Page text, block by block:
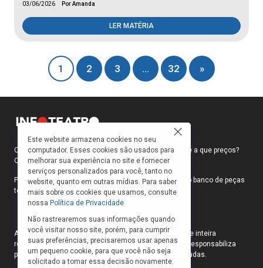
03/06/2026 Por Amanda
LER MATÉRIA
1 2 3 … 32 »
Como faço para ir ao teatro? Onde compro ingressos e a que preços?
Quais peças estão em cartaz?
Para responder a essas e outras perguntas, criamos o banco de peças
teatrais do INFOTEATRO.
As informações das peças cadastradas no site são de inteira
responsabilidade das produções. O Infoteatro não se responsabiliza
pela atualização das informações das peças cadastradas.
Este website armazena cookies no seu
computador. Esses cookies são usados para
melhorar sua experiência no site e fornecer
serviços personalizados para você, tanto no
website, quanto em outras mídias. Para saber
mais sobre os cookies que usamos, consulte
nossa Política de Privacidade
Não rastrearemos suas informações quando
você visitar nosso site, porém, para cumprir
suas preferências, precisaremos usar apenas
um pequeno cookie, para que você não seja
solicitado a tomar essa decisão novamente.